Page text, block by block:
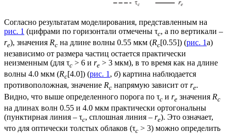
Согласно результатам моделирования, представленным на
рис. 1 (цифрами по горизонтали отмечены τс, а по вертикали –
re), значения Rc на длине волны 0.55 мкм (Rc[0.55]) (рис. 1а)
независимо от размера частиц остается практически
неизменным (для τс > 6 и re > 3 мкм), в то время как на длине
волны 4.0 мкм (Rc[4.0]) (рис. 1 , б) картина наблюдается
противоположная, значение Rc напрямую зависит от re.
Видно, что выше определенного порога по τс и re значения Rc
на длинах волн 0.55 и 4.0 мкм практически ортогональны
(пунктирная линия – τс, сплошная линия – re). Это означает,
что для оптически толстых облаков (τс > 3) можно определить